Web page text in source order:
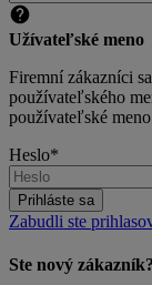
Užívateľské meno
Firemní zákazníci
používateľského
používateľské
Heslo*
Prihláste sa
Zabudli ste
Ste nový zákazník?